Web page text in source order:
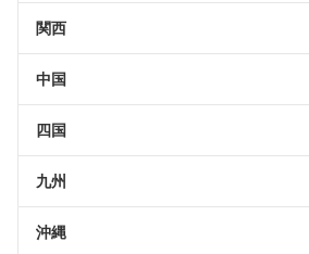
関西
中国
四国
九州
沖縄